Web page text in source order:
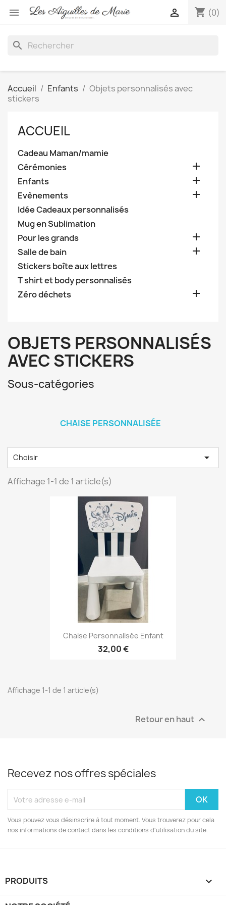
 shopping_cart (0)

search
Accueil Enfants
Objets personnalisés avec
stickers
ACCUEIL
Cadeau Maman/mamie
Cérémonies

Enfants 
Evènements 
Idée Cadeaux personnalisés
Mug en Sublimation
Pour les grands

Salle de bain 
Stickers boîte aux lettres
T shirt et body personnalisés
Zéro déchets

OBJETS PERSONNALISÉS
AVEC STICKERS
Sous-catégories
CHAISE PERSONNALISÉE
Choisir 
Affichage 1-1 de 1 article(s)
Chaise Personnalisée Enfant
32,00 €
Affichage 1-1 de 1 article(s)
Retour en haut 
Recevez nos offres spéciales
Vous pouvez vous désinscrire à tout moment. Vous trouverez pour cela
nos informations de contact dans les conditions d'utilisation du site.
PRODUITS 